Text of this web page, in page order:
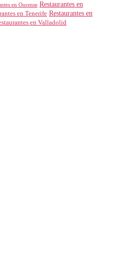
en Ourense Restaurantes en
en Tenerife Restaurantes en
en Valladolid